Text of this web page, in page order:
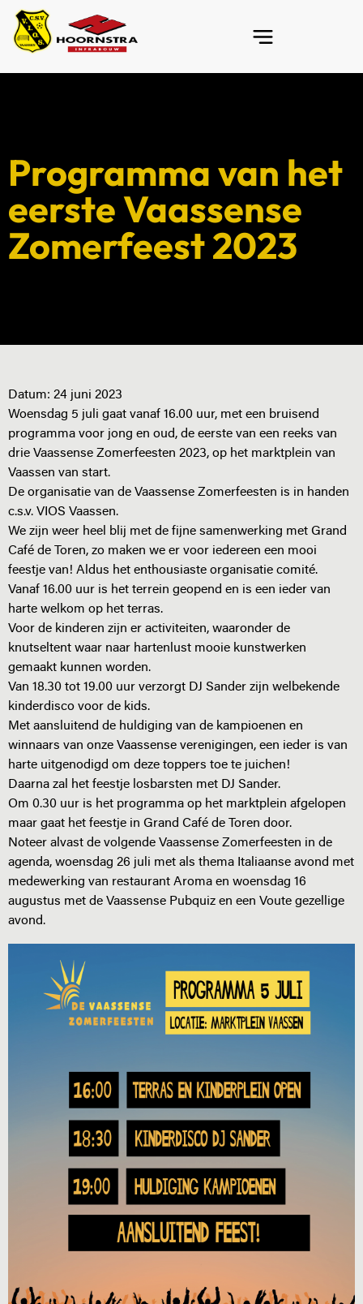
Programma van het
eerste Vaassense
Zomerfeest 2023
Datum: 24 juni 2023
Woensdag 5 juli gaat vanaf 16.00 uur, met een bruisend
programma voor jong en oud, de eerste van een reeks van
drie Vaassense Zomerfeesten 2023, op het marktplein van
Vaassen van start.
De organisatie van de Vaassense Zomerfeesten is in handen
c.s.v. VIOS Vaassen.
We zijn weer heel blij met de fijne samenwerking met Grand
Café de Toren, zo maken we er voor iedereen een mooi
feestje van! Aldus het enthousiaste organisatie comité.
Vanaf 16.00 uur is het terrein geopend en is een ieder van
harte welkom op het terras.
Voor de kinderen zijn er activiteiten, waaronder de
knutseltent waar naar hartenlust mooie kunstwerken
gemaakt kunnen worden.
Van 18.30 tot 19.00 uur verzorgt DJ Sander zijn welbekende
kinderdisco voor de kids.
Met aansluitend de huldiging van de kampioenen en
winnaars van onze Vaassense verenigingen, een ieder is van
harte uitgenodigd om deze toppers toe te juichen!
Daarna zal het feestje losbarsten met DJ Sander.
Om 0.30 uur is het programma op het marktplein afgelopen
maar gaat het feestje in Grand Café de Toren door.
Noteer alvast de volgende Vaassense Zomerfeesten in de
agenda, woensdag 26 juli met als thema Italiaanse avond met
medewerking van restaurant Aroma en woensdag 16
augustus met de Vaassense Pubquiz en een Voute gezellige
avond.